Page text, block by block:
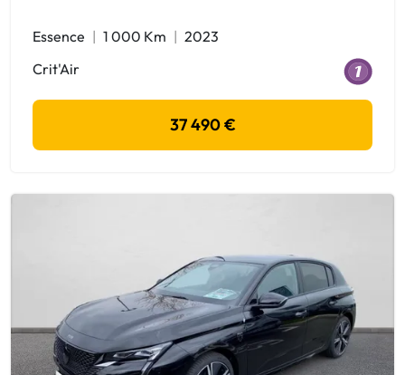
Essence 1 000 Km
2023
Crit'Air
37 490 €